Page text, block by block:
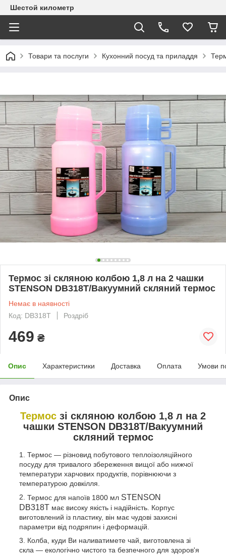
Шестой километр
Товари та послуги Кухонний посуд та приладдя
Термос зі скляною колбою 1,8 л на 2 чашки
STENSON DB318T/Вакуумний скляний термос
Немає в наявності
Код: DB318T
Роздріб
469 ₴
Опис Характеристики Доставка Оплата Умови
Опис
Термос зі скляною колбою 1,8 л на 2
чашки STENSON DB318T/Вакуумний
скляний термос
Термос — різновид побутового теплоізоляційного
посуду для тривалого збереження вищої або нижчої
температури харчових продуктів, порівнюючи з
температурою довкілля.
Термос для напоїв 1800 мл STENSON
DB318T має високу якість і надійність. Корпус
виготовлений із пластику, він має чудові захисні
параметри від подряпин і деформацій.
Колба, куди Ви наливатимете чай, виготовлена зі
скла — екологічно чистого та безпечного для здоров'я